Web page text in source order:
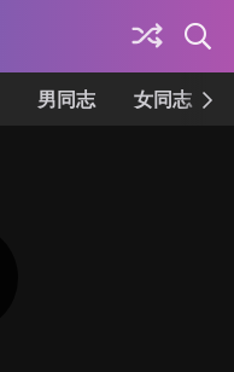
男同志 女同志